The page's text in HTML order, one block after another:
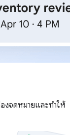
งจดหมายและทำให้